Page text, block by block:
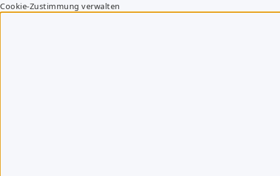
Cookie-Zustimmung verwalten